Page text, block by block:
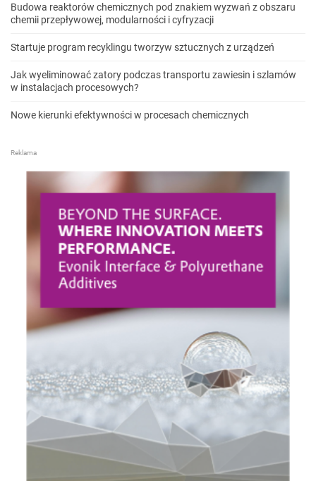
Budowa reaktorów chemicznych pod znakiem wyzwań z obszaru
chemii przepływowej, modularności i cyfryzacji
Startuje program recyklingu tworzyw sztucznych z urządzeń
Jak wyeliminować zatory podczas transportu zawiesin i szlamów
w instalacjach procesowych?
Nowe kierunki efektywności w procesach chemicznych